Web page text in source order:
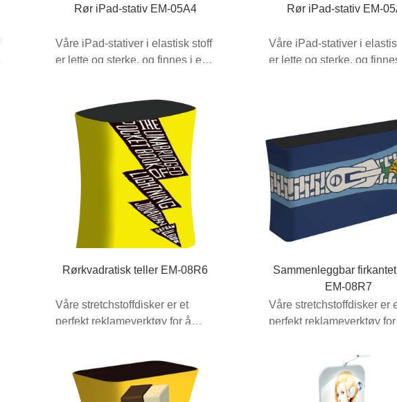
Rør iPad-stativ EM-05A4
Våre iPad-stativer i elastisk stoff
er lette og sterke, og finnes i en
Rør iPad-stativ EM-
Våre iPad-stativer i
er lette og sterke, og
Rørkvadratisk teller EM-08R6
Våre stretchstoffdisker er et
perfekt reklameverktøy for å
Sammenleggbar
EM-08R7
Våre stretchstoffdisker er
perfekt reklameverktøy for